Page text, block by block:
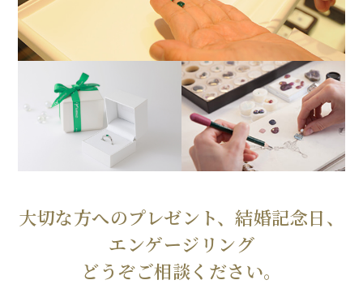
大切な方へのプレゼント、結婚記念日、
エンゲージリング
どうぞご相談ください。